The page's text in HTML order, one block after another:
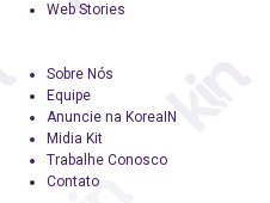
Web Stories
Sobre Nós
Equipe
Anuncie na KoreaIN
Midia Kit
Trabalhe Conosco
Contato